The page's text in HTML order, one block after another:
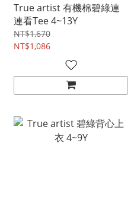
True artist 有機棉碧綠連
連看Tee 4~13Y
NT$1,670
NT$1,086